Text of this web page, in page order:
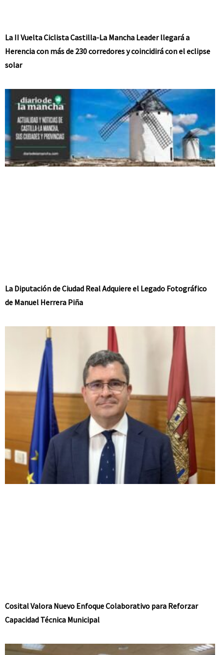
La II Vuelta Ciclista Castilla-La Mancha Leader llegará a
Herencia con más de 230 corredores y coincidirá con el eclipse
solar
La Diputación de Ciudad Real Adquiere el Legado Fotográfico
de Manuel Herrera Piña
Cosital Valora Nuevo Enfoque Colaborativo para Reforzar
Capacidad Técnica Municipal